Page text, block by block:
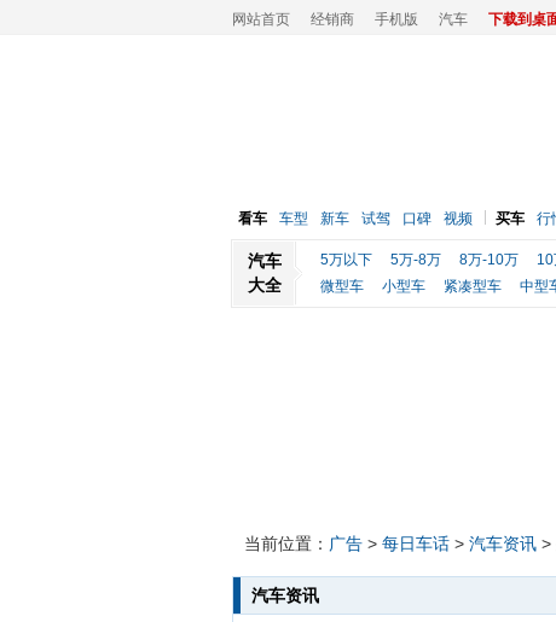
网站首页 经销商 手机版 汽车 下载到桌
看车 车型 新车 试驾 口碑 视频 买车 行
汽车
大全
5万以下 5万-8万 8万-10万
微型车
小型车 紧凑型车 中型
当前位置： 广告 > 每日车话 > 汽车资讯 >
汽车资讯